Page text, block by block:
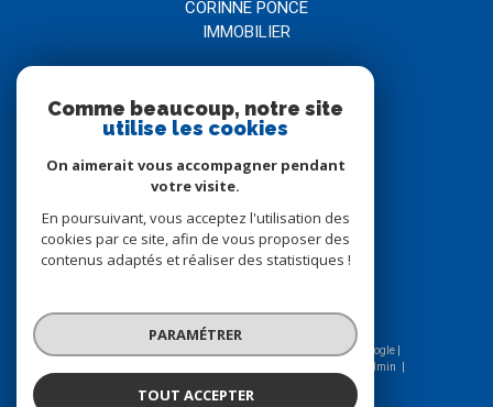
CORINNE PONCE
IMMOBILIER
agence@corinneponce.com
7, Avenue Jean Jaurès
Nous suivre sur
© 2026 | Tous droits réservés | Traduction powered by Google |
Admin
Comme beaucoup, notre site
utilise les cookies
On aimerait vous accompagner pendant
votre visite.
En poursuivant, vous acceptez l'utilisation des
cookies par ce site, afin de vous proposer des
contenus adaptés et réaliser des statistiques !
PARAMÉTRER
TOUT ACCEPTER